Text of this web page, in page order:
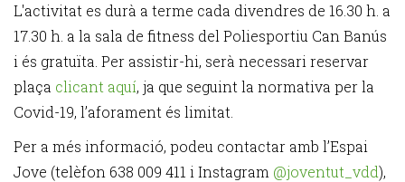
L'activitat es durà a terme cada divendres de 16.30 h. a
17.30 h. a la sala de fitness del Poliesportiu Can Banús
i és gratuïta. Per assistir-hi, serà necessari reservar
plaça clicant aquí, ja que seguint la normativa per la
Covid-19, l’aforament és limitat.
Per a més informació, podeu contactar amb l’Espai
Jove (telèfon 638 009 411 i Instagram @joventut_vdd),